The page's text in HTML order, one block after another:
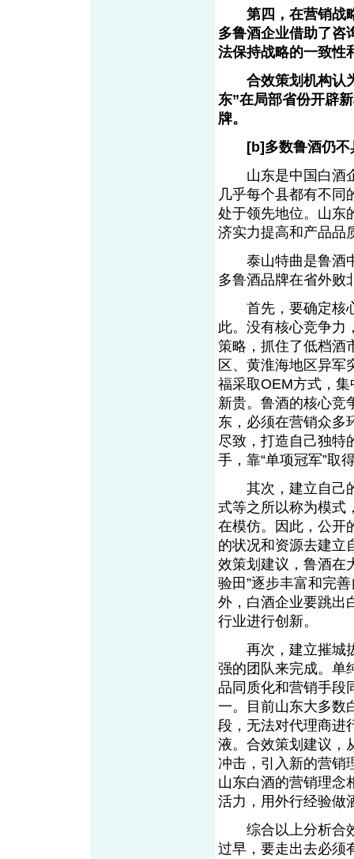
第四，在营销战略
多鲁酒企业借助了咨
法保持战略的一致性
合效策划机构认为
东”在局部省份开辟
牌。
[b]多数鲁酒仍不
山东是中国白酒企
几乎每个县都有不同
处于领先地位。山东
济实力提高和产品品
泰山特曲是鲁酒中
多鲁酒品牌在省外败
首先，要确定核心
此。没有核心竞争力
策略，抓住了低档酒
区、黄淮海地区异军
福采取OEM方式，
新贵。鲁酒的核心竞
东，必须在营销众多
尽致，打造自己独特
手，靠“单项冠军”取
其次，建立自己的
式等之所以称为模式
在模仿。因此，公开
的状况和资源去建立
效策划建议，鲁酒在
验田”逐步丰富和完
外，白酒企业要跳出
行业进行创新。
再次，建立摧城拔
强的团队来完成。单
品同质化和营销手段
一。目前山东大多数
段，无法对代理商进
液。合效策划建议，
冲击，引入新的营销
山东白酒的营销理念
活力，用外行经验做
综合以上分析合效
过早，要走出去必须